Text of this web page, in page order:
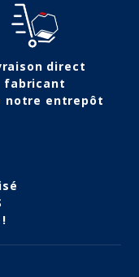
direct
fabricant
notre entrepôt